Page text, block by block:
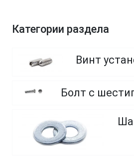
Категории раздела